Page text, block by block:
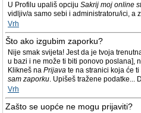
U Profilu upališ opciju Sakrij moj online
vidljiv/a samo sebi i administratoru/ici, a
Vrh
Što ako izgubim zaporku?
Nije smak svijeta! Jest da je tvoja
u bazi i ne može ti biti ponovo poslana],
Klikneš na Prijava te na stranici koja će
sam zaporku. Upišeš tražene podatke...
Vrh
Zašto se uopće ne mogu prijaviti?